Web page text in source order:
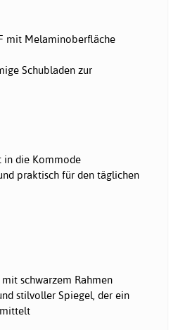
mit Melaminoberfläche
Schubladen zur
in die Kommode
praktisch für den täglichen
schwarzem Rahmen
stilvoller Spiegel, der ein